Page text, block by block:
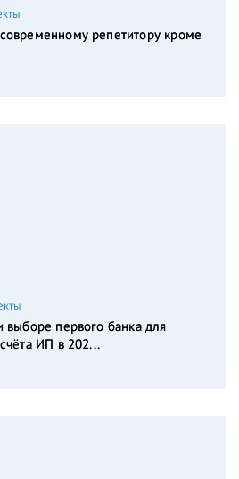
репетитору кроме
выборе первого банка для
ИП в 202...